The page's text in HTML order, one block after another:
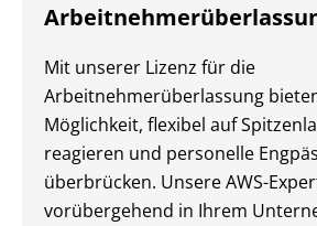
Mit unserer Lizenz für die
Arbeitnehmerüberlassung
Möglichkeit, flexibel auf
reagieren und personelle
überbrücken. Unsere AWS-
vorübergehend in Ihrem